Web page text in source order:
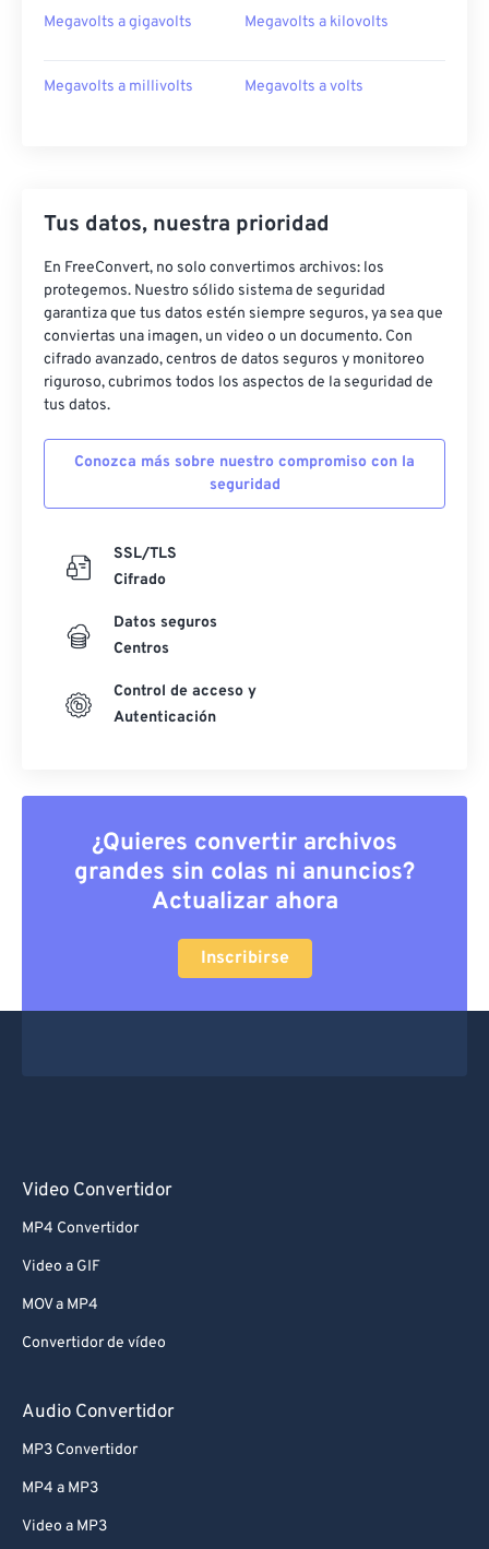
Megavolts a gigavolts Megavolts a kilovolts
Megavolts a millivolts Megavolts a volts
Tus datos, nuestra prioridad
En FreeConvert, no solo convertimos archivos: los
protegemos. Nuestro sólido sistema de seguridad
garantiza que tus datos estén siempre seguros, ya sea que
conviertas una imagen, un video o un documento. Con
cifrado avanzado, centros de datos seguros y monitoreo
riguroso, cubrimos todos los aspectos de la seguridad de
tus datos.
Conozca más sobre nuestro compromiso con la
seguridad
SSL/TLS
Cifrado
Datos seguros
Centros
Control de acceso y
Autenticación
¿Quieres convertir archivos
grandes sin colas ni anuncios?
Actualizar ahora
Inscribirse
Video Convertidor
MP4 Convertidor
Video a GIF
MOV a MP4
Convertidor de vídeo
Audio Convertidor
MP3 Convertidor
MP4 a MP3
Video a MP3